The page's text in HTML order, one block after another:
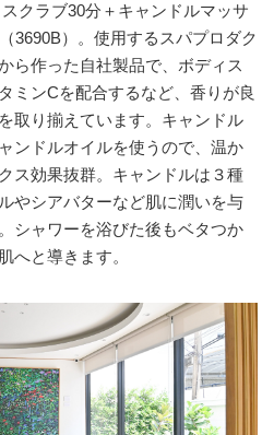
クラブ30分＋キャンドルマッサ
3690B）。使用するスパプロダク
ら作った自社製品で、ボディス
ミンCを配合するなど、香りが良
取り揃えています。キャンドル
ンドルオイルを使うので、温か
ス効果抜群。キャンドルは３種
やシアバターなど肌に潤いを与
シャワーを浴びた後もベタつか
へと導きます。